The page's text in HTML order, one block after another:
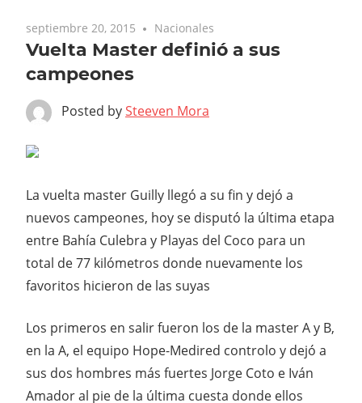
septiembre 20, 2015 Nacionales
Vuelta Master definió a sus
campeones
Posted bySteeven Mora
La vuelta master Guilly llegó a su fin y dejó a
nuevos campeones, hoy se disputó la última etapa
entre Bahía Culebra y Playas del Coco para un
total de 77 kilómetros donde nuevamente los
favoritos hicieron de las suyas
Los primeros en salir fueron los de la master A y B,
en la A, el equipo Hope-Medired controlo y dejó a
sus dos hombres más fuertes Jorge Coto e Iván
Amador al pie de la última cuesta donde ellos